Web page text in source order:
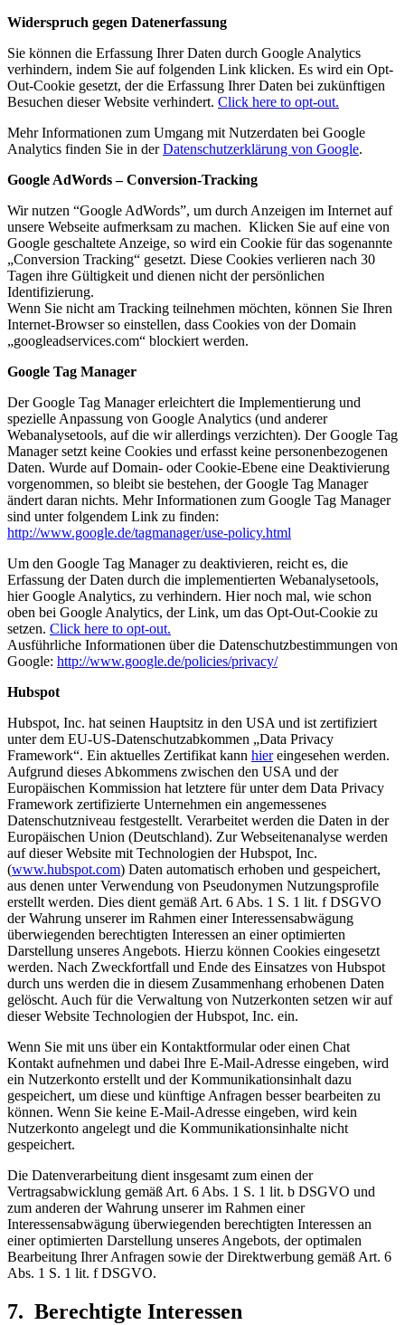
Widerspruch gegen Datenerfassung
Sie können die Erfassung Ihrer Daten durch Google Analytics
verhindern, indem Sie auf folgenden Link klicken. Es wird ein Opt-
Out-Cookie gesetzt, der die Erfassung Ihrer Daten bei zukünftigen
Besuchen dieser Website verhindert. Click here to opt-out.
Mehr Informationen zum Umgang mit Nutzerdaten bei Google
Analytics finden Sie in derDatenschutzerklärung von Google.
Google AdWords – Conversion-Tracking
Wir nutzen “Google AdWords”, um durch Anzeigen im Internet auf
unsere Webseite aufmerksam zu machen. Klicken Sie auf eine von
Google geschaltete Anzeige, so wird ein Cookie für das sogenannte
„Conversion Tracking“ gesetzt. Diese Cookies verlieren nach 30
Tagen ihre Gültigkeit und dienen nicht der persönlichen
Identifizierung.
Wenn Sie nicht am Tracking teilnehmen möchten, können Sie Ihren
Internet-Browser so einstellen, dass Cookies von der Domain
„googleadservices.com“ blockiert werden.
Google Tag Manager
Der Google Tag Manager erleichtert die Implementierung und
spezielle Anpassung von Google Analytics (und anderer
Webanalysetools, auf die wir allerdings verzichten). Der Google Tag
Manager setzt keine Cookies und erfasst keine personenbezogenen
Daten. Wurde auf Domain- oder Cookie-Ebene eine Deaktivierung
vorgenommen, so bleibt sie bestehen, der Google Tag Manager
ändert daran nichts. Mehr Informationen zum Google Tag Manager
sind unter folgendem Link zu finden:
http://www.google.de/tagmanager/use-policy.html
Um den Google Tag Manager zu deaktivieren, reicht es, die
Erfassung der Daten durch die implementierten Webanalysetools,
hier Google Analytics, zu verhindern. Hier noch mal, wie schon
oben bei Google Analytics, der Link, um das Opt-Out-Cookie zu
setzen. Click here to opt-out.
Ausführliche Informationen über die Datenschutzbestimmungen von
Google: http://www.google.de/policies/privacy/
Hubspot
Hubspot, Inc. hat seinen Hauptsitz in den USA und ist zertifiziert
unter dem EU-US-Datenschutzabkommen „Data Privacy
Framework“. Ein aktuelles Zertifikat kann hiereingesehen werden.
Aufgrund dieses Abkommens zwischen den USA und der
Europäischen Kommission hat letztere für unter dem Data Privacy
Framework zertifizierte Unternehmen ein angemessenes
Datenschutzniveau festgestellt. Verarbeitet werden die Daten in der
Europäischen Union (Deutschland). Zur Webseitenanalyse werden
auf dieser Website mit Technologien der Hubspot, Inc.
(www.hubspot.com) Daten automatisch erhoben und gespeichert,
aus denen unter Verwendung von Pseudonymen Nutzungsprofile
erstellt werden. Dies dient gemäß Art. 6 Abs. 1 S. 1 lit. f DSGVO
der Wahrung unserer im Rahmen einer Interessensabwägung
überwiegenden berechtigten Interessen an einer optimierten
Darstellung unseres Angebots. Hierzu können Cookies eingesetzt
werden. Nach Zweckfortfall und Ende des Einsatzes von Hubspot
durch uns werden die in diesem Zusammenhang erhobenen Daten
gelöscht. Auch für die Verwaltung von Nutzerkonten setzen wir auf
dieser Website Technologien der Hubspot, Inc. ein.
Wenn Sie mit uns über ein Kontaktformular oder einen Chat
Kontakt aufnehmen und dabei Ihre E-Mail-Adresse eingeben, wird
ein Nutzerkonto erstellt und der Kommunikationsinhalt dazu
gespeichert, um diese und künftige Anfragen besser bearbeiten zu
können. Wenn Sie keine E-Mail-Adresse eingeben, wird kein
Nutzerkonto angelegt und die Kommunikationsinhalte nicht
gespeichert.
Die Datenverarbeitung dient insgesamt zum einen der
Vertragsabwicklung gemäß Art. 6 Abs. 1 S. 1 lit. b DSGVO und
zum anderen der Wahrung unserer im Rahmen einer
Interessensabwägung überwiegenden berechtigten Interessen an
einer optimierten Darstellung unseres Angebots, der optimalen
Bearbeitung Ihrer Anfragen sowie der Direktwerbung gemäß Art. 6
Abs. 1 S. 1 lit. f DSGVO.
7. Berechtigte Interessen